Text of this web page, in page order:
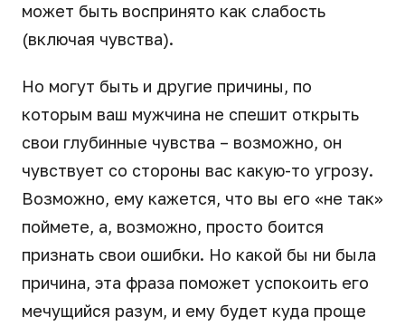
может быть воспринято как слабость
(включая чувства).
Но могут быть и другие причины, по
которым ваш мужчина не спешит открыть
свои глубинные чувства – возможно, он
чувствует со стороны вас какую-то угрозу.
Возможно, ему кажется, что вы его «не так»
поймете, а, возможно, просто боится
признать свои ошибки. Но какой бы ни была
причина, эта фраза поможет успокоить его
мечущийся разум, и ему будет куда проще